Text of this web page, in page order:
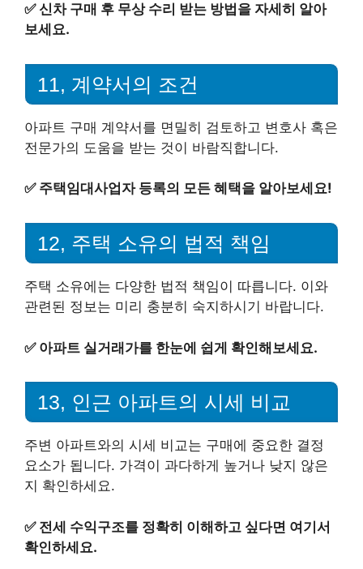
✅신차 구매 후 무상 수리 받는 방법을 자세히 알아
보세요.
11, 계약서의 조건
아파트 구매 계약서를 면밀히 검토하고 변호사 혹은
전문가의 도움을 받는 것이 바람직합니다.
✅ 주택임대사업자 등록의 모든 혜택을 알아보세요!
12, 주택 소유의 법적 책임
주택 소유에는 다양한 법적 책임이 따릅니다. 이와
관련된 정보는 미리 충분히 숙지하시기 바랍니다.
✅ 아파트 실거래가를 한눈에 쉽게 확인해보세요.
13, 인근 아파트의 시세 비교
주변 아파트와의 시세 비교는 구매에 중요한 결정
요소가 됩니다. 가격이 과다하게 높거나 낮지 않은
지 확인하세요.
✅ 전세 수익구조를 정확히 이해하고 싶다면 여기서
확인하세요.